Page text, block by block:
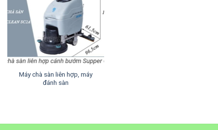
Máy chà sàn liên hợp, máy
đánh sàn